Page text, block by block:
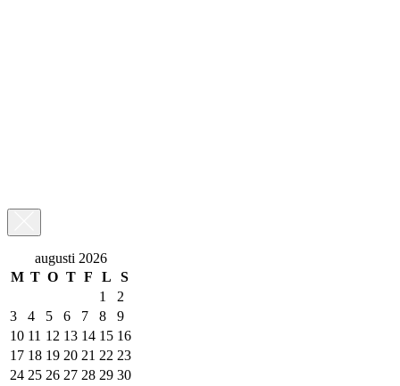
augusti 2026
M T O T F L
S
1
2
3
4 5 6 7 8
9
10 11 12 13 14 15 16
17 18 19 20 21 22 23
24 25 26 27 28 29 30